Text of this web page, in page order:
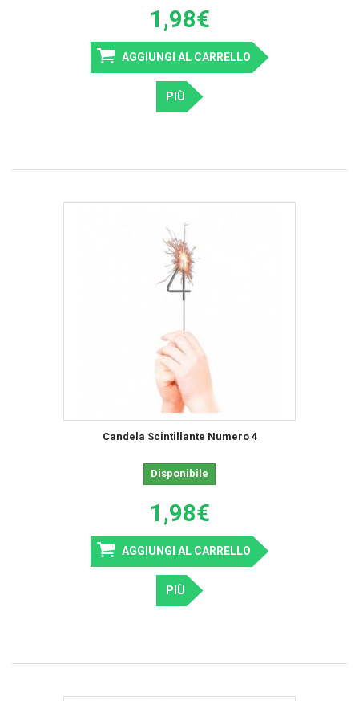
1,98€
AGGIUNGI AL CARRELLO
PIÙ
Candela Scintillante Numero 4
Disponibile
1,98€
AGGIUNGI AL CARRELLO
PIÙ